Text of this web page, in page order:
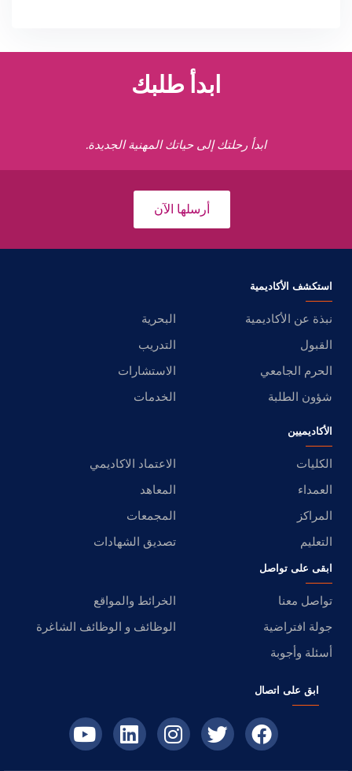
ابدأ طلبك
ابدأ رحلتك إلى حياتك المهنية الجديدة.
أرسلها الآن
استكشف الأكاديمية
نبذة عن الأكاديمية
البحرية
القبول
التدريب
الحرم الجامعي
الاستشارات
شؤون الطلبة
الخدمات
الأكاديميين
الكليات
الاعتماد الاكاديمي
العمداء
المعاهد
المراكز
المجمعات
التعليم
تصديق الشهادات
ابقى على تواصل
تواصل معنا
الخرائط والمواقع
جولة افتراضية
الوظائف و الوظائف الشاغرة
أسئلة وأجوبة
ابق على اتصال